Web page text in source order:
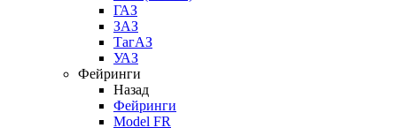
ГАЗ
ЗАЗ
ТагАЗ
УАЗ
Фейринги
Назад
Фейринги
Model FR